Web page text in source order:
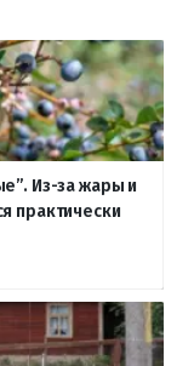
Из-за жары и
практически